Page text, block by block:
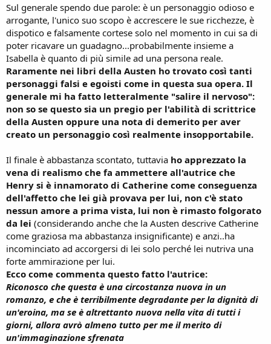
Sul generale spendo due parole: è un personaggio odioso e
arrogante, l'unico suo scopo è accrescere le sue ricchezze, è
dispotico e falsamente cortese solo nel momento in cui sa di
poter ricavare un guadagno...probabilmente insieme a
Isabella è quanto di più simile ad una persona reale.
Raramente nei libri della Austen ho trovato così tanti
personaggi falsi e egoisti come in questa sua opera. Il
generale mi ha fatto letteralmente "salire il nervoso":
non so se questo sia un pregio per l'abilità di scrittrice
della Austen oppure una nota di demerito per aver
creato un personaggio così realmente insopportabile.
Il finale è abbastanza scontato, tuttavia ho apprezzato la
vena di realismo che fa ammettere all'autrice che
Henry si è innamorato di Catherine come conseguenza
dell'affetto che lei già provava per lui, non c'è stato
nessun amore a prima vista, lui non è rimasto folgorato
da lei (considerando anche che la Austen descrive Catherine
come graziosa ma abbastanza insignificante) e anzi..ha
incominciato ad accorgersi di lei solo perché lei nutriva una
forte ammirazione per lui.
Ecco come commenta questo fatto l'autrice:
Riconosco che questa è una circostanza nuova in un
romanzo, e che è terribilmente degradante per la dignità di
un'eroina, ma se è altrettanto nuova nella vita di tutti i
giorni, allora avrò almeno tutto per me il merito di
un'immaginazione sfrenata